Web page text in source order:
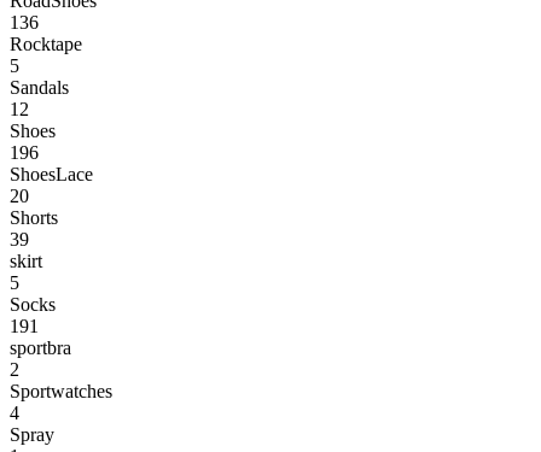
136
Rocktape
5
Sandals
12
Shoes
196
ShoesLace
20
Shorts
39
skirt
5
Socks
191
sportbra
2
Sportwatches
4
Spray